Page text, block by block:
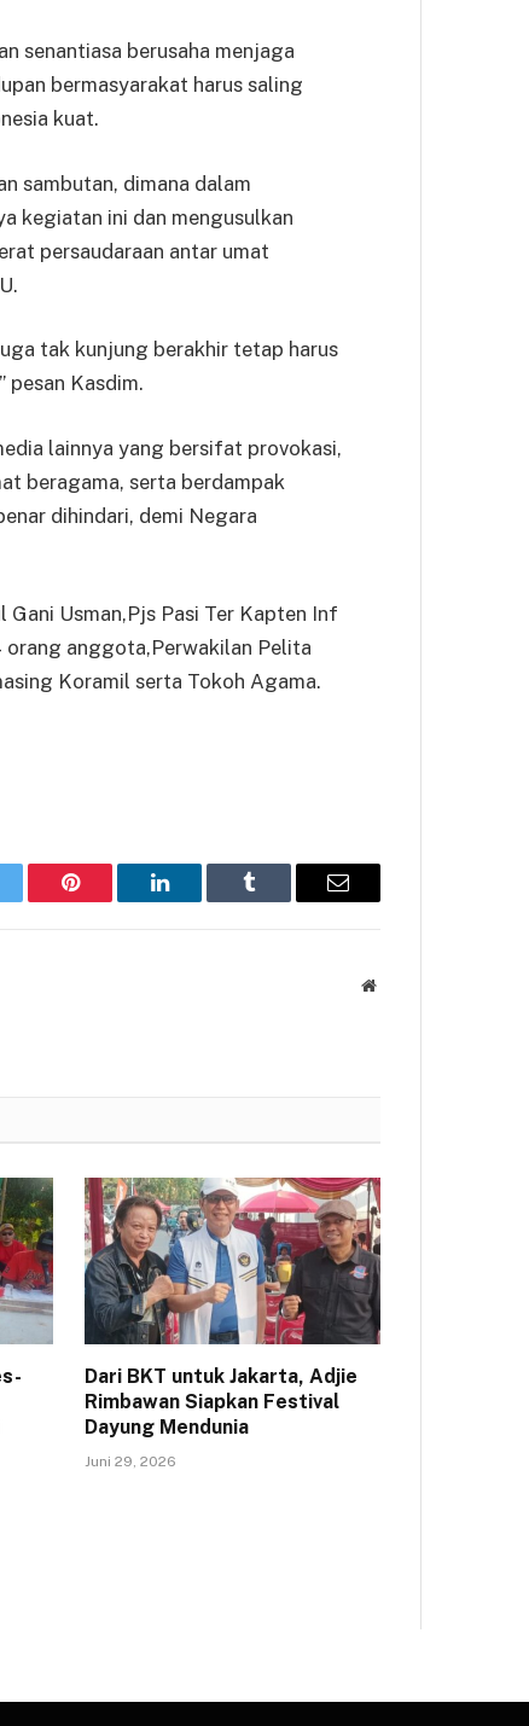
senantiasa berusaha menjaga
bermasyarakat harus saling
kuat.
sambutan, dimana dalam
kegiatan ini dan mengusulkan
persaudaraan antar umat
tak kunjung berakhir tetap harus
pesan Kasdim.
lainnya yang bersifat provokasi,
beragama, serta berdampak
dihindari, demi Negara
Usman,Pjs Pasi Ter Kapten Inf
anggota,Perwakilan Pelita
Koramil serta Tokoh Agama.
Pinterest LinkedIn Tumblr Email
Website
Dari BKT untuk Jakarta, Adjie
Rimbawan Siapkan Festival
Dayung Mendunia
Juni 29, 2026